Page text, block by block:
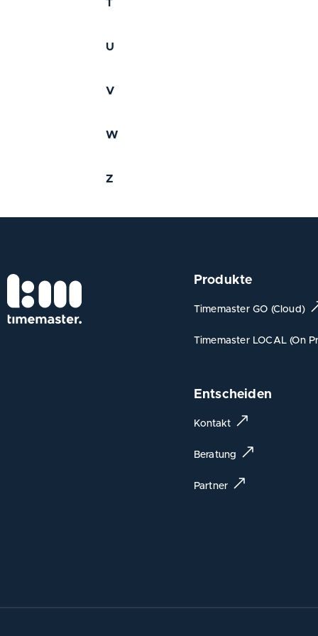
T
U
V
W
Z
Produkte
Timemaster GO (Cloud)
Timemaster LOCAL (On
Entscheiden
Kontakt
Beratung
Partner